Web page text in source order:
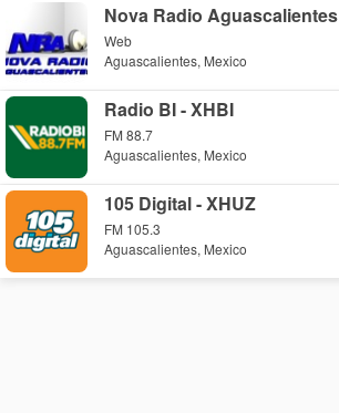
Nova Radio Aguascalientes
Web
Aguascalientes, Mexico
Radio BI - XHBI
FM 88.7
Aguascalientes, Mexico
105 Digital - XHUZ
FM 105.3
Aguascalientes, Mexico